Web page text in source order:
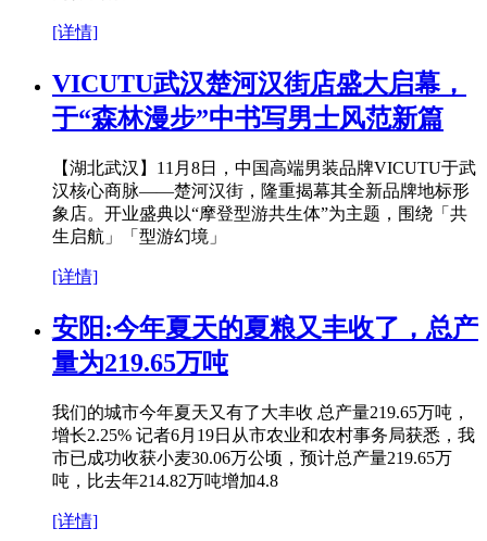
[详情]
VICUTU武汉楚河汉街店盛大启幕，
于“森林漫步”中书写男士风范新篇
【湖北武汉】11月8日，中国高端男装品牌VICUTU于武
汉核心商脉——楚河汉街，隆重揭幕其全新品牌地标形
象店。开业盛典以“摩登型游共生体”为主题，围绕「共
生启航」「型游幻境」
[详情]
安阳:今年夏天的夏粮又丰收了，总产
量为219.65万吨
我们的城市今年夏天又有了大丰收 总产量219.65万吨，
增长2.25% 记者6月19日从市农业和农村事务局获悉，我
市已成功收获小麦30.06万公顷，预计总产量219.65万
吨，比去年214.82万吨增加4.8
[详情]